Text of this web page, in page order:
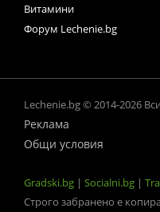
Витамини
Форум Lechenie.bg
Lechenie.bg © 2014-2026
Реклама
Общи условия
Gradski.bg | Socialni.bg |
Строго забранено е